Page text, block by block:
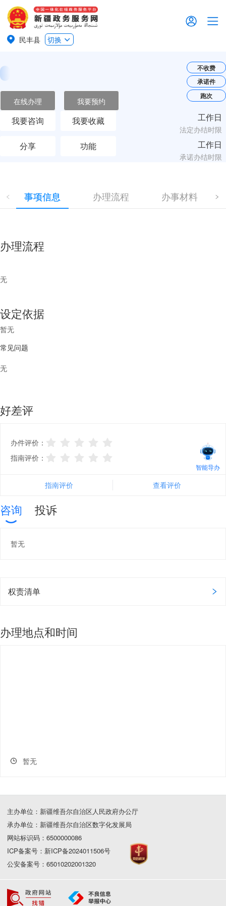
民丰县 切换
智能导办
在线办理 我要预约
我要咨询 我要收藏
分享 功能
不收费
承诺件
跑次
工作日
法定办结时限
工作日
承诺办结时限
事项信息 办理流程 办事材料
办理流程
无
设定依据
暂无
常见问题
无
好差评
办件评价：
指南评价：
指南评价 查看评价
咨询 投诉
暂无
权责清单
办理地点和时间
暂无
主办单位：新疆维吾尔自治区人民政府办公厅
承办单位：新疆维吾尔自治区数字化发展局
网站标识码：6500000086
ICP备案号：新ICP备2024011506号
公安备案号：65010202001320